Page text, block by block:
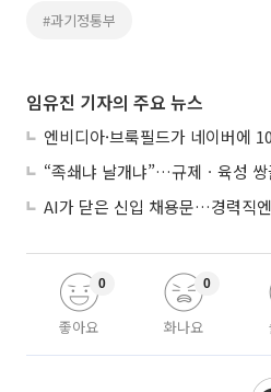
#과기정통부
임유진 기자의 주요 뉴스
엔비디아·브룩필드가 네이버에
AI가 닫은 신입 채용문…경력직
좋아요
0
화나요
0